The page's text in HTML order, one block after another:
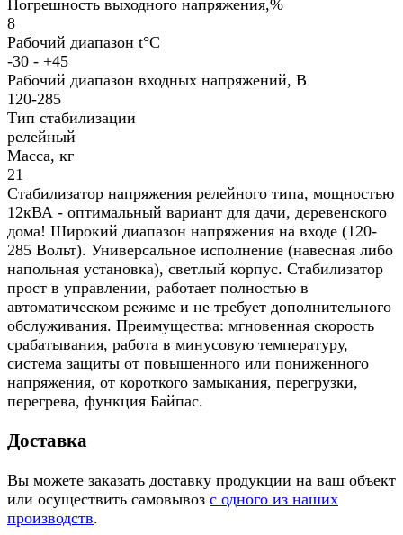
Погрешность выходного напряжения,%
8
Рабочий диапазон t°С
-30 - +45
Рабочий диапазон входных напряжений, В
120-285
Тип стабилизации
релейный
Масса, кг
21
Стабилизатор напряжения релейного типа, мощностью
12кВА - оптимальный вариант для дачи, деревенского
дома! Широкий диапазон напряжения на входе (120-
285 Вольт). Универсальное исполнение (навесная либо
напольная установка), светлый корпус. Стабилизатор
прост в управлении, работает полностью в
автоматическом режиме и не требует дополнительного
обслуживания. Преимущества: мгновенная скорость
срабатывания, работа в минусовую температуру,
система защиты от повышенного или пониженного
напряжения, от короткого замыкания, перегрузки,
перегрева, функция Байпас.
Доставка
Вы можете заказать доставку продукции на ваш объект
или осуществить самовывоз с одного из наших
производств.